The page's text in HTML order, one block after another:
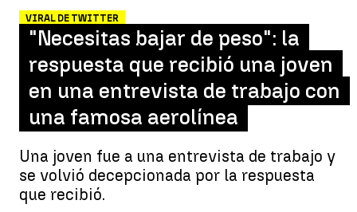
VIRAL DE TWITTER
"Necesitas bajar de peso": la
respuesta que recibió una joven
en una entrevista de trabajo con
una famosa aerolínea
Una joven fue a una entrevista de trabajo y
se volvió decepcionada por la respuesta
que recibió.